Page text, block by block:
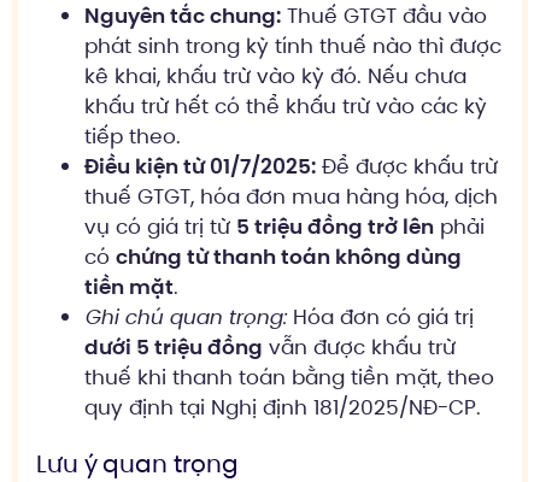
Nguyên tắc chung: Thuế GTGT đầu vào
phát sinh trong kỳ tính thuế nào thì được
kê khai, khấu trừ vào kỳ đó. Nếu chưa
khấu trừ hết có thể khấu trừ vào các kỳ
tiếp theo.
Điều kiện từ 01/7/2025: Để được khấu trừ
thuế GTGT, hóa đơn mua hàng hóa, dịch
vụ có giá trị từ 5 triệu đồng trở lên phải
có chứng từ thanh toán không dùng
tiền mặt.
Ghi chú quan trọng:Hóa đơn có giá trị
dưới 5 triệu đồng vẫn được khấu trừ
thuế khi thanh toán bằng tiền mặt, theo
quy định tại Nghị định 181/2025/NĐ-CP.
Lưu ý quan trọng